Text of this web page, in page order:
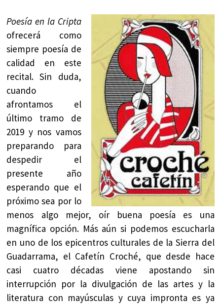
Poesía en la Cripta
ofrecerá como
siempre poesía de
calidad en este
recital. Sin duda,
cuando
afrontamos el
último tramo de
2019 y nos vamos
preparando para
despedir el
presente año
esperando que el
próximo sea por lo
menos algo mejor, oír buena poesía es una
magnífica opción. Más aún si podemos escucharla
en uno de los epicentros culturales de la Sierra del
Guadarrama, el Cafetín Croché, que desde hace
casi cuatro décadas viene apostando sin
interrupción por la divulgación de las artes y la
literatura con mayúsculas y cuya impronta es ya